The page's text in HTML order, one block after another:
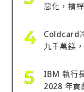
惡化，槓
Coldcard
九千萬鎂
IBM 執行
2028 年貢